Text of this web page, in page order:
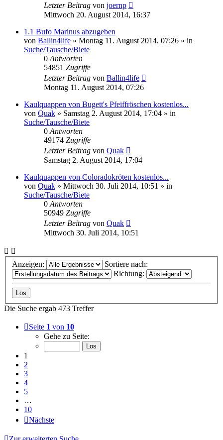
Letzter Beitrag von joernp
Mittwoch 20. August 2014, 16:37
1.1 Bufo Marinus abzugeben
von Ballin4life » Montag 11. August 2014, 07:26 » in
Suche/Tausche/Biete
0 Antworten
54851 Zugriffe
Letzter Beitrag von Ballin4life
Montag 11. August 2014, 07:26
Kaulquappen von Bugett's Pfeiffröschen kostenlos...
von Quak » Samstag 2. August 2014, 17:04 » in
Suche/Tausche/Biete
0 Antworten
49174 Zugriffe
Letzter Beitrag von Quak
Samstag 2. August 2014, 17:04
Kaulquappen von Coloradokröten kostenlos...
von Quak » Mittwoch 30. Juli 2014, 10:51 » in
Suche/Tausche/Biete
0 Antworten
50949 Zugriffe
Letzter Beitrag von Quak
Mittwoch 30. Juli 2014, 10:51
Anzeigen:
Sortiere nach:
Richtung:
Die Suche ergab 473 Treffer
Seite 1 von 10
Gehe zu Seite:
1
2
3
4
5
…
10
Nächste